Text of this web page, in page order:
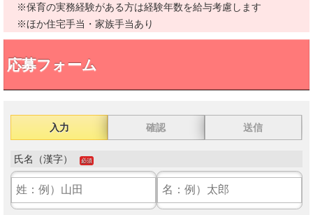
※保育の実務経験がある方は経験年数を給与考慮します
※ほか住宅手当・家族手当あり
応募フォーム
入力 確認 送信
氏名（漢字） 必須